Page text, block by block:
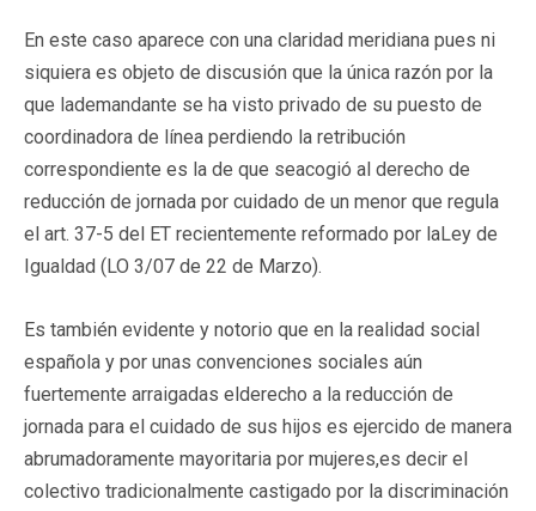
En este caso aparece con una claridad meridiana pues ni
siquiera es objeto de discusión que la única razón por la
que lademandante se ha visto privado de su puesto de
coordinadora de línea perdiendo la retribución
correspondiente es la de que seacogió al derecho de
reducción de jornada por cuidado de un menor que regula
el art. 37-5 del ET recientemente reformado por laLey de
Igualdad (LO 3/07 de 22 de Marzo).
Es también evidente y notorio que en la realidad social
española y por unas convenciones sociales aún
fuertemente arraigadas elderecho a la reducción de
jornada para el cuidado de sus hijos es ejercido de manera
abrumadoramente mayoritaria por mujeres,es decir el
colectivo tradicionalmente castigado por la discriminación